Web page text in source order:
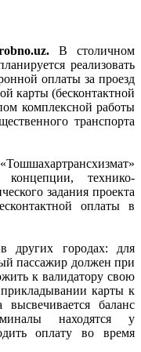
В столичном
реализовать
оплаты за проезд
карты (бесконтактной
комплексной работы
транспорта
технико-
задания проекта
оплаты в
других городах: для
пассажир должен при
к валидатору свою
карты к
баланс
находятся у
оплату во время